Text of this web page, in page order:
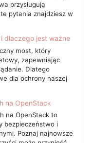
przysługują
pytania znajdziesz w
dlaczego jest ważne
most, który
zapewniając
Dlatego
dla ochrony naszej
na OpenStack
na OpenStack to
bezpieczeństwo i
Poznaj najnowsze